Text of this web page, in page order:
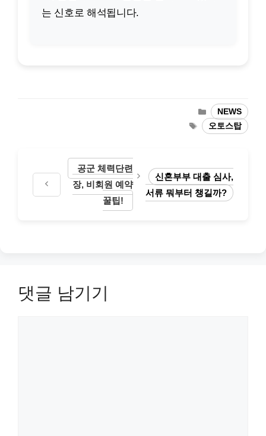
는 신호로 해석됩니다.
카
테
고
NEWS
태
그
오토스탑
공군 체력단련
장, 비회원 예약
꿀팁!
신혼부부 대출 심사,
서류 뭐부터 챙길까?
댓글 남기기